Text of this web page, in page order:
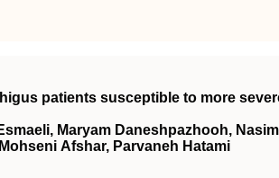
patients susceptible to more
Maryam Daneshpazhooh, Nasim
Afshar, Parvaneh Hatami